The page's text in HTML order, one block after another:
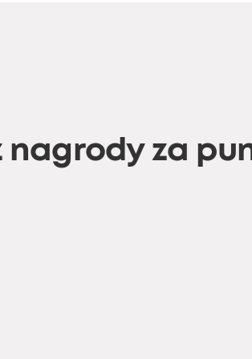
nagrody za